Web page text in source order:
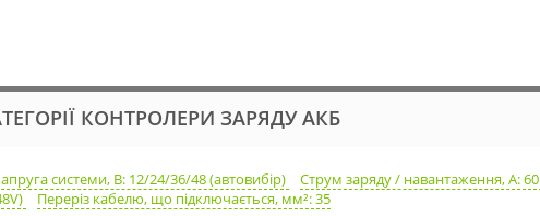
КОНТРОЛЕРИ ЗАРЯДУ АКБ
системи, В: 12/24/36/48 (автовибір) Струм заряду / навантаження, А: 60
Переріз кабелю, що підключається, мм²: 35